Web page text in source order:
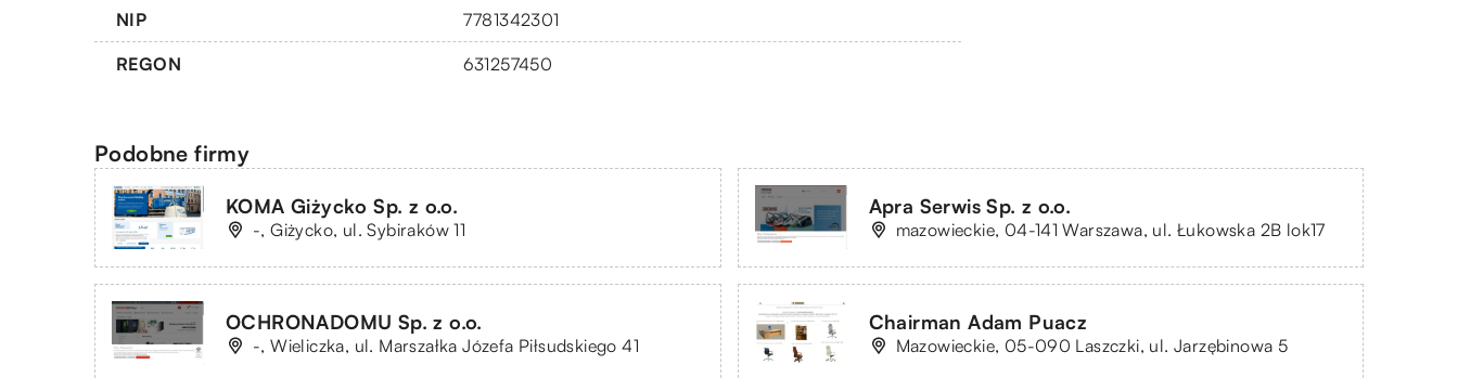
NIP 7781342301
REGON 631257450
Podobne firmy
KOMA Giżycko Sp. z o.o.
-, Giżycko, ul. Sybiraków 11
Apra Serwis Sp. z o.o.
mazowieckie, 04-141 Warszawa, ul. Łukowska 2B lok17
OCHRONADOMU Sp. z o.o.
-, Wieliczka, ul. Marszałka Józefa Piłsudskiego 41
Chairman Adam Puacz
Mazowieckie, 05-090 Laszczki, ul. Jarzębinowa 5